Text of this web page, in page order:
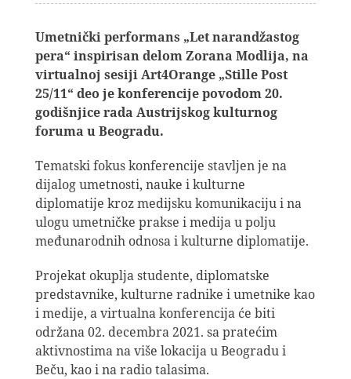
Umetnički performans „Let narandžastog
pera“ inspirisan delom Zorana Modlija, na
virtualnoj sesiji Art4Orange „Stille Post
25/11“ deo je konferencije povodom 20.
godišnjice rada Austrijskog kulturnog
foruma u Beogradu.
Tematski fokus konferencije stavljen je na
dijalog umetnosti, nauke i kulturne
diplomatije kroz medijsku komunikaciju i na
ulogu umetničke prakse i medija u polju
međunarodnih odnosa i kulturne diplomatije.
Projekat okuplja studente, diplomatske
predstavnike, kulturne radnike i umetnike kao
i medije, a virtualna konferencija će biti
održana 02. decembra 2021. sa pratećim
aktivnostima na više lokacija u Beogradu i
Beču, kao i na radio talasima.